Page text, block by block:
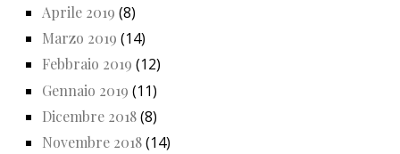
Aprile 2019 (8)
Marzo 2019 (14)
Febbraio 2019 (12)
Gennaio 2019 (11)
Dicembre 2018(8)
Novembre 2018(14)